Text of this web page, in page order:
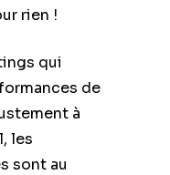
rien !
qui
de
à
les
sont au